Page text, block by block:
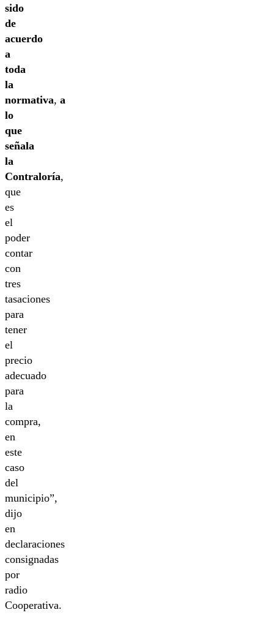
sido
de
acuerdo
a
toda
la
normativa, a
lo
que
señala
la
Contraloría,
que
es
el
poder
contar
con
tres
tasaciones
para
tener
el
precio
adecuado
para
la
compra,
en
este
caso
del
municipio”,
dijo
en
declaraciones
consignadas
por
radio
Cooperativa.